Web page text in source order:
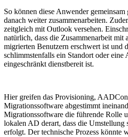
So können diese Anwender
danach weiter zusammenarbeiten.
zeitgleich mit Outlook versehen.
natürlich, dass die Zusammenarbeit mit
migrierten Benutzern erschwert ist und
schlimmstenfalls ein Standort oder
eingeschränkt dienstbereit ist.
Hier greifen das Provisioning,
Migrationssoftware abgestimmt
Migrationssoftware die führende Rolle
lokalen AD derart, dass die Umstellung
erfolgt. Der technische Prozess könnte